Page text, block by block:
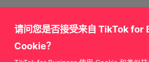
请问您是否接受来自 TikTok for
Cookie？